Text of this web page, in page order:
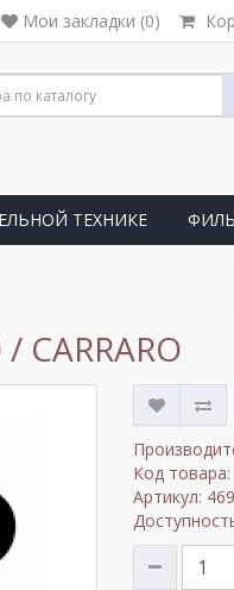
Мои закладки (0)
ТЕХНИКЕ
Код
Артикул: